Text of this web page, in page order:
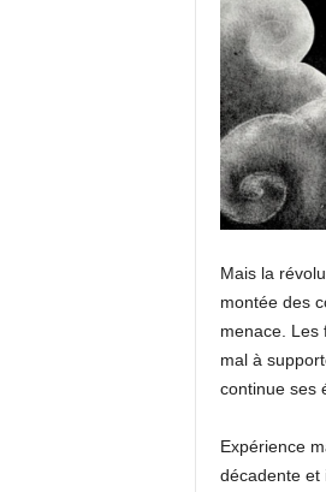
Mais la
montée des
menace. Les
mal à
continue ses
Expérience
décadente et